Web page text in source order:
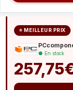
⭐ MEILLEUR PRIX
● En stock